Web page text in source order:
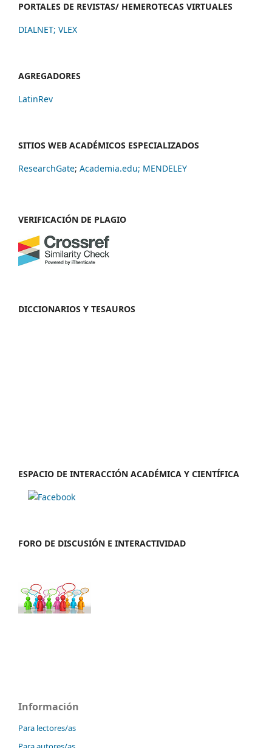
PORTALES DE REVISTAS/ HEMEROTECAS VIRTUALES
DIALNET; VLEX
AGREGADORES
LatinRev
SITIOS WEB ACADÉMICOS ESPECIALIZADOS
ResearchGate; Academia.edu; MENDELEY
VERIFICACIÓN DE PLAGIO
DICCIONARIOS Y TESAUROS
ESPACIO DE INTERACCIÓN ACADÉMICA Y CIENTÍFICA
FORO DE DISCUSIÓN E INTERACTIVIDAD
Información
Para lectores/as